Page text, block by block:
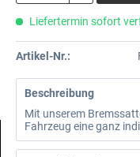
Liefertermin sofort
Artikel-Nr.:
Beschreibung
Mit unserem
Fahrzeug eine ganz